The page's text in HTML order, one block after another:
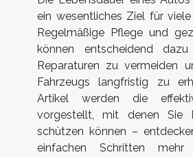
ein wesentliches Ziel für viele
Regelmäßige Pflege und
können entscheidend
Reparaturen zu vermeiden
Fahrzeugs langfristig zu
Artikel werden die
vorgestellt, mit denen Sie
schützen können –
einfachen Schritten mehr